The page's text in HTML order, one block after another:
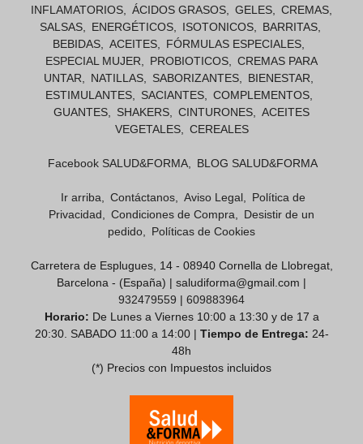
INFLAMATORIOS
ÁCIDOS GRASOS GELES
CREMAS
SALSAS
ENERGÉTICOS ISOTONICOS
BARRITAS
BEBIDAS
ACEITES
FÓRMULAS ESPECIALES
ESPECIAL MUJER
PROBIOTICOS
CREMAS PARA
UNTAR
NATILLAS SABORIZANTES
BIENESTAR
ESTIMULANTES
SACIANTES
COMPLEMENTOS
GUANTES
SHAKERS CINTURONES
ACEITES
VEGETALES
CEREALES
Facebook SALUD&FORMA BLOG SALUD&FORMA
Ir arriba Contáctanos Aviso Legal
Política de
Privacidad
Condiciones de Compra
Desistir de un
pedido
Políticas de Cookies
Carretera de Esplugues, 14 - 08940 Cornella de Llobregat,
Barcelona - (España) | saludiforma@gmail.com |
932479559 | 609883964
Horario: De Lunes a Viernes 10:00 a 13:30 y de 17 a
20:30. SABADO 11:00 a 14:00 | Tiempo de Entrega: 24-
48h
(*) Precios con Impuestos incluidos